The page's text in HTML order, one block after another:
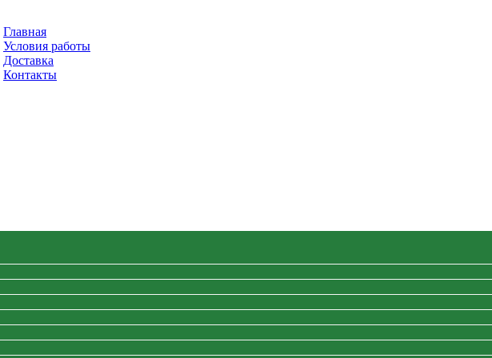
Главная
Условия работы
Доставка
Контакты